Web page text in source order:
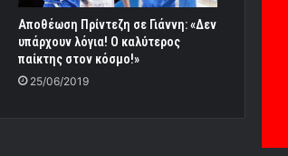
Αποθέωση Πρίντεζη σε Γιάννη: «Δεν
υπάρχουν λόγια! Ο καλύτερος
παίκτης στον κόσμο!»
25/06/2019